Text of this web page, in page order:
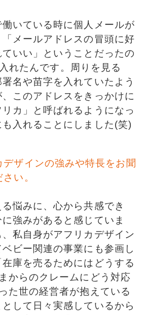
いている時に個人メールが
メールアドレスの冒頭に好
いい」ということだったの
れたんです。周りを見る
名や苗字を入れていたよう
このアドレスをきっかけに
カ」と呼ばれるようになっ
入れることにしました(笑)
デザインの強みや特長をお聞
い。
る悩みに、心から共感でき
強みがあると感じていま
私自身がアフリカデザイン
ビー関連の事業にも参画し
庫を売るためにはどうする
からのクレームにどう対応
た世の経営者が抱えている
して日々実感しているから